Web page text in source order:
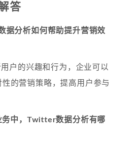
答
据分析如何帮助提升营销效
户的兴趣和行为，企业可以
的营销策略，提高用户参与
务中，Twitter数据分析有哪